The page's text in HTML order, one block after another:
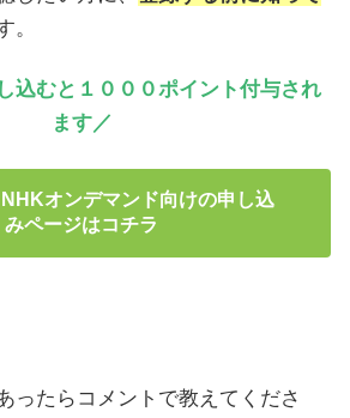
。
込むと１０００ポイント付与され
ます／
NHKオンデマンド向けの申し込
みページはコチラ
ったらコメントで教えてくださ